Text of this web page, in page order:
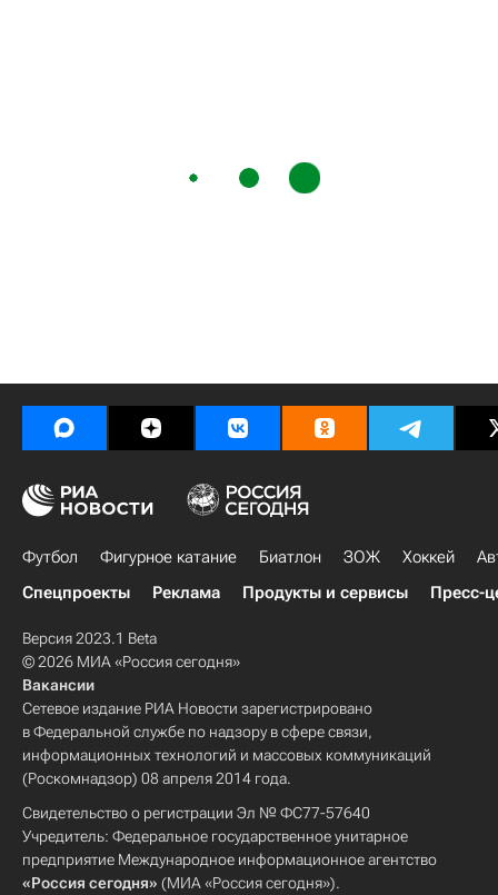
Футбол Фигурное катание Биатлон ЗОЖ Хоккей
Спецпроекты
Реклама Продукты и сервисы Пресс-
Версия 2023.1 Beta
© 2026 МИА «Россия сегодня»
Вакансии
Сетевое издание РИА Новости зарегистрировано
в Федеральной службе по надзору в сфере связи,
информационных технологий и массовых коммуникаций
(Роскомнадзор) 08 апреля 2014 года.
Свидетельство о регистрации Эл № ФС77-57640
Учредитель: Федеральное государственное унитарное
предприятие Международное информационное агентство
«Россия сегодня» (МИА «Россия сегодня»).